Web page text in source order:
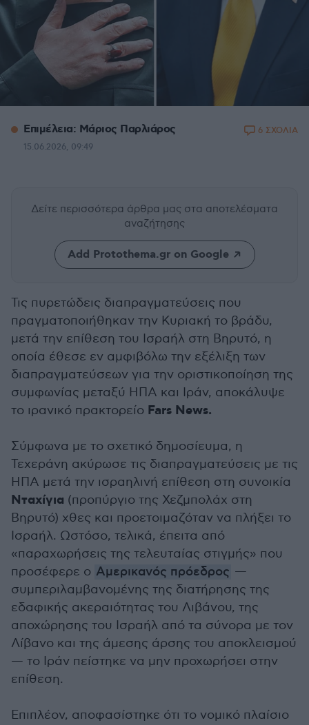
Επιμέλεια: Μάριος Παρλιάρος
15.06.2026, 09:49
6 ΣΧΟΛΙΑ
Δείτε περισσότερα άρθρα μας στα αποτελέσματα
αναζήτησης
Add Protothema.gr on Google
Τις πυρετώδεις διαπραγματεύσεις που
πραγματοποιήθηκαν την Κυριακή το βράδυ,
μετά την επίθεση του Ισραήλ στη Βηρυτό, η
οποία έθεσε εν αμφιβόλω την εξέλιξη των
διαπραγματεύσεων για την οριστικοποίηση της
συμφωνίας μεταξύ ΗΠΑ και Ιράν, αποκάλυψε
το ιρανικό πρακτορείο Fars News.
Σύμφωνα με το σχετικό δημοσίευμα, η
Τεχεράνη ακύρωσε τις διαπραγματεύσεις με τις
ΗΠΑ μετά την ισραηλινή επίθεση στη συνοικία
Νταχίγια (προπύργιο της Χεζμπολάχ στη
Βηρυτό) χθες και προετοιμαζόταν να πλήξει το
Ισραήλ. Ωστόσο, τελικά, έπειτα από
«παραχωρήσεις της τελευταίας στιγμής» που
προσέφερε ο Αμερικανός πρόεδρος —
συμπεριλαμβανομένης της διατήρησης της
εδαφικής ακεραιότητας του Λιβάνου, της
αποχώρησης του Ισραήλ από τα σύνορα με τον
Λίβανο και της άμεσης άρσης του αποκλεισμού
— το Ιράν πείστηκε να μην προχωρήσει στην
επίθεση.
Επιπλέον, αποφασίστηκε ότι το νομικό πλαίσιο